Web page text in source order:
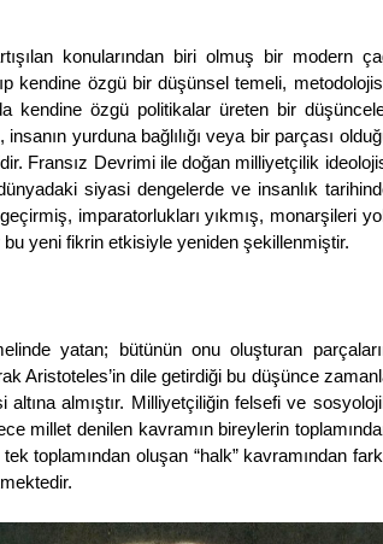
konularından biri olmuş bir modern
kendine özgü bir düşünsel temeli,
kendine özgü politikalar üreten bir
yurduna bağlılığı veya bir parçası
Fransız Devrimi ile doğan milliyetçilik
siyasi dengelerde ve insanlık
imparatorlukları yıkmış, monarşileri
yeni fikrin etkisiyle yeniden şekillenmiştir.
yatan; bütünün onu oluşturan
Aristoteles’in dile getirdiği bu düşünce
almıştır. Milliyetçiliğin felsefi ve
millet denilen kavramın bireylerin
toplamından oluşan “halk” kavramından